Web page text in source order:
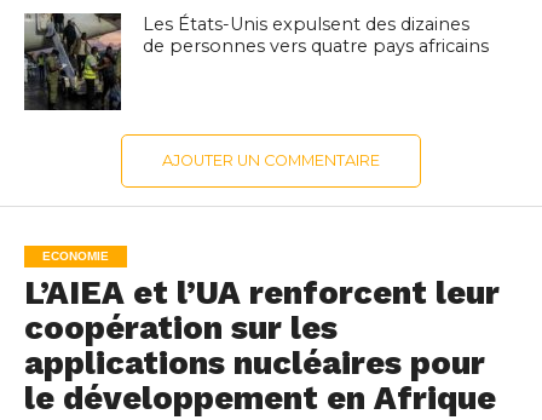
Les États-Unis expulsent des dizaines
de personnes vers quatre pays africains
AJOUTER UN COMMENTAIRE
ECONOMIE
L’AIEA et l’UA renforcent leur
coopération sur les
applications nucléaires pour
le développement en Afrique